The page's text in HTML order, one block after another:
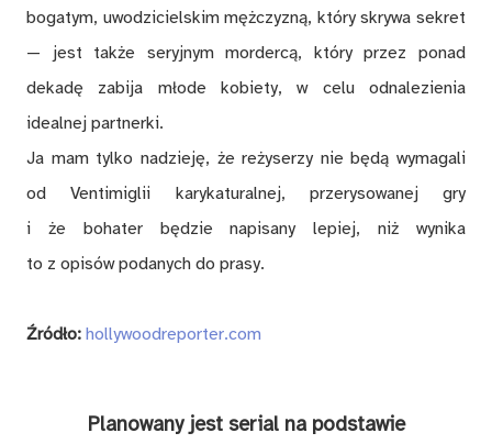
bogatym, uwodzicielskim mężczyzną, który skrywa sekret
— jest także seryjnym mordercą, który przez ponad
dekadę zabija młode kobiety, w celu odnalezienia
idealnej partnerki.
Ja mam tylko nadzieję, że reżyserzy nie będą wymagali
od Ventimiglii karykaturalnej, przerysowanej gry
i że bohater będzie napisany lepiej, niż wynika
to z opisów podanych do prasy.
Źródło: hollywoodreporter.com
Planowany jest serial na podstawie